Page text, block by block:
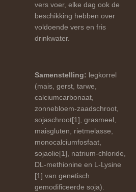
vers voer, elke dag ook de
beschikking hebben over
voldoende vers en fris
drinkwater.
Samenstelling: legkorrel
(mais, gerst, tarwe,
calciumcarbonaat,
zonnebloem-zaadschroot,
sojaschroot[1], grasmeel,
maisgluten, rietmelasse,
monocalciumfosfaat,
sojaolie[1], natrium-chloride,
DL-methionine en L-Lysine
[1] van genetisch
gemodificeerde soja).